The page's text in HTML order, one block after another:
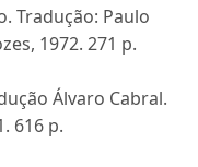
Tradução: Paulo
1972. 271 p.
Álvaro Cabral.
616 p.